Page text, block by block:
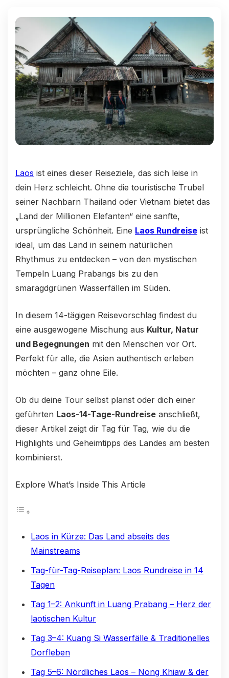
Laos ist eines dieser Reiseziele, das sich leise in
dein Herz schleicht. Ohne die touristische Trubel
seiner Nachbarn Thailand oder Vietnam bietet das
„Land der Millionen Elefanten“ eine sanfte,
ursprüngliche Schönheit. Eine Laos Rundreise ist
ideal, um das Land in seinem natürlichen
Rhythmus zu entdecken – von den mystischen
Tempeln Luang Prabangs bis zu den
smaragdgrünen Wasserfällen im Süden.
In diesem 14-tägigen Reisevorschlag findest du
eine ausgewogene Mischung aus Kultur, Natur
und Begegnungen mit den Menschen vor Ort.
Perfekt für alle, die Asien authentisch erleben
möchten – ganz ohne Eile.
Ob du deine Tour selbst planst oder dich einer
geführten Laos-14-Tage-Rundreise anschließt,
dieser Artikel zeigt dir Tag für Tag, wie du die
Highlights und Geheimtipps des Landes am besten
kombinierst.
Explore What’s Inside This Article
Laos in Kürze: Das Land abseits des
Mainstreams
Tag-für-Tag-Reiseplan: Laos Rundreise in 14
Tagen
Tag 1–2: Ankunft in Luang Prabang – Herz der
laotischen Kultur
Tag 3–4: Kuang Si Wasserfälle & Traditionelles
Dorfleben
Tag 5–6: Nördliches Laos – Nong Khiaw & der